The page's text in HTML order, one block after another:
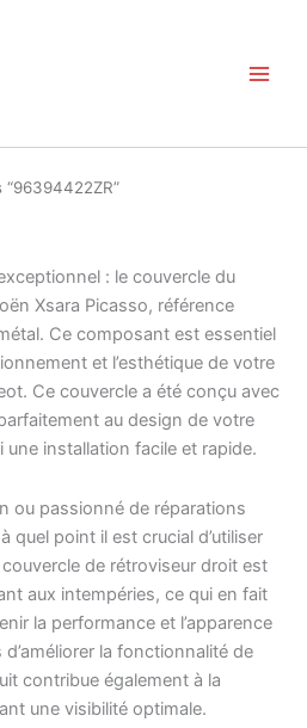
: le couvercle du
Xsara Picasso, référence
Ce composant est essentiel
et l’esthétique de votre
Ce couvercle a été conçu avec
au design de votre
installation facile et rapide.
ou passionné de réparations
quel point il est crucial d’utiliser
de rétroviseur droit est
aux intempéries, ce qui en fait
la performance et l’apparence
la fonctionnalité de
contribue également à la
une visibilité optimale.